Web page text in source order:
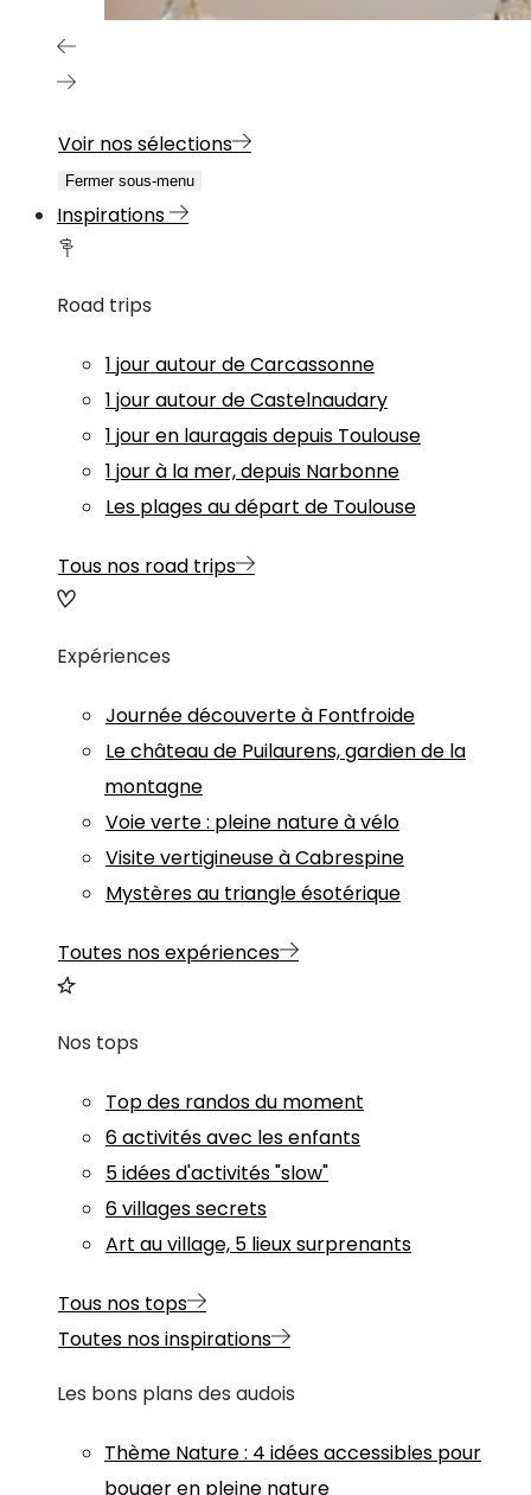
Voir nos sélections
Fermer sous-menu
Inspirations
Road trips
1 jour autour de Carcassonne
1 jour autour de Castelnaudary
1 jour en lauragais depuis Toulouse
1 jour à la mer, depuis Narbonne
Les plages au départ de Toulouse
Tous nos road trips
Expériences
Journée découverte à Fontfroide
Le château de Puilaurens, gardien de la
montagne
Voie verte : pleine nature à vélo
Visite vertigineuse à Cabrespine
Mystères au triangle ésotérique
Toutes nos expériences
Nos tops
Top des randos du moment
6 activités avec les enfants
5 idées d'activités "slow"
6 villages secrets
Art au village, 5 lieux surprenants
Tous nos tops
Toutes nos inspirations
Les bons plans des audois
Thème Nature: 4 idées accessibles pour
bouger en pleine nature